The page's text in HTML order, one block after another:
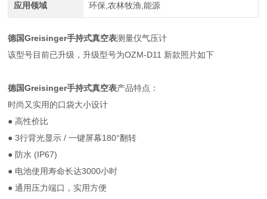
应用领域 环保,农林牧渔,能源
德国Greisinger手持式真空表测量仪气压计
该型号目前已升级，升级型号为OZM-D11 新款照片如下
德国Greisinger手持式真空表产品特点：
时尚又实用的口袋大小设计
● 高性价比
● 3行背光显示 / 一键屏幕180°翻转
● 防水 (IP67)
● 电池使用寿命长达3000小时
● 通用压力端口，实用方便